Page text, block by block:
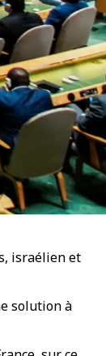
israélien et
solution à